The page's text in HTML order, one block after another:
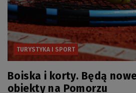
TURYSTYKA I SPORT
Boiska i korty. Będą
obiekty na Pomorzu